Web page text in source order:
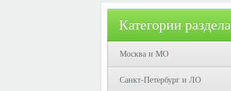
Категории раздела
Москва и МО
Санкт-Петербург и ЛО